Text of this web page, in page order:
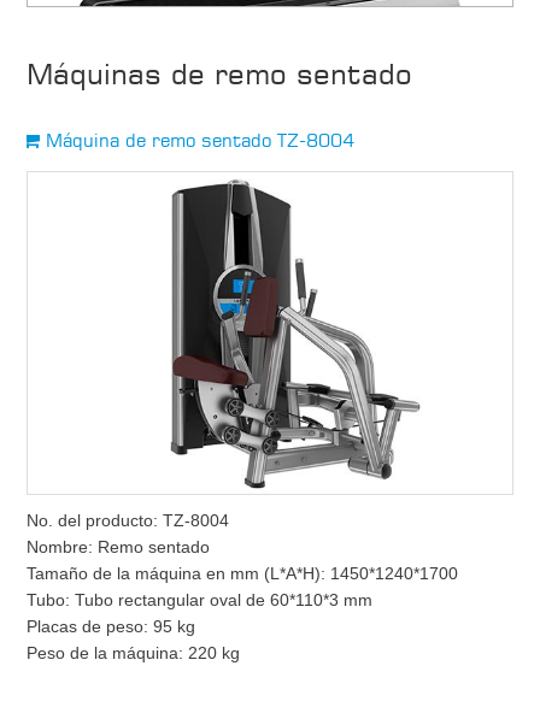
Máquinas de remo sentado
Máquina de remo sentado TZ-8004
No. del producto: TZ-8004
Nombre: Remo sentado
Tamaño de la máquina en mm (L*A*H): 1450*1240*1700
Tubo: Tubo rectangular oval de 60*110*3 mm
Placas de peso: 95 kg
Peso de la máquina: 220 kg